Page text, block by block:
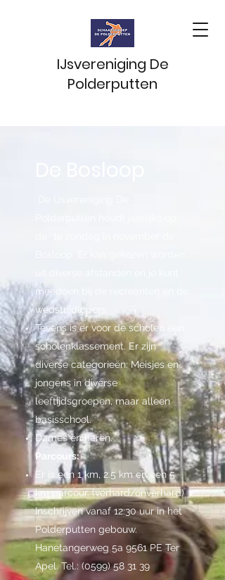
IJsvereniging De
Polderputten
meedoen bij de recreanten en de
wedstrijdlopers.
Tevens is er voor de scholen een
scholenklassement. Er zijn
diverse categorieën: Meisjes en
jongens in diverse
leeftijdsgroepen, maar alleen
basisschool.
Dames en heren.
Parcours:
Er is een 1 km, 2.5 km en een 5
km parcour. (verhard/onverhard)
Inschrijven vanaf 12:30 uur in het
Polderputten gebouw.
Hanetangerweg 5a 9561 PE Ter
Apel. Tel.: (0599) 58 31 39